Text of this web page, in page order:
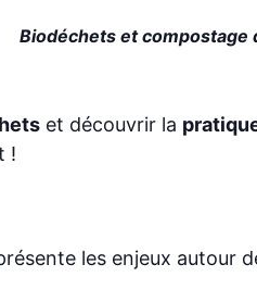
Biodéchets et compostage
et découvrir la
!
les enjeux